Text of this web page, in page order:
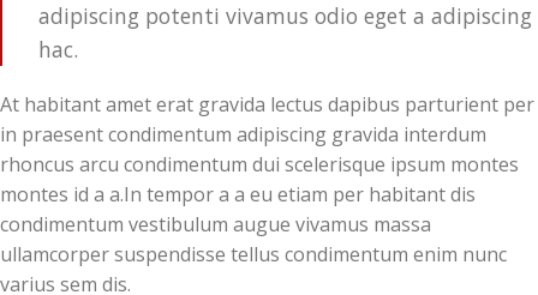
adipiscing potenti vivamus odio eget a adipiscing
hac.
At habitant amet erat gravida lectus dapibus parturient per
in praesent condimentum adipiscing gravida interdum
rhoncus arcu condimentum dui scelerisque ipsum montes
montes id a a.In tempor a a eu etiam per habitant dis
condimentum vestibulum augue vivamus massa
ullamcorper suspendisse tellus condimentum enim nunc
varius sem dis.